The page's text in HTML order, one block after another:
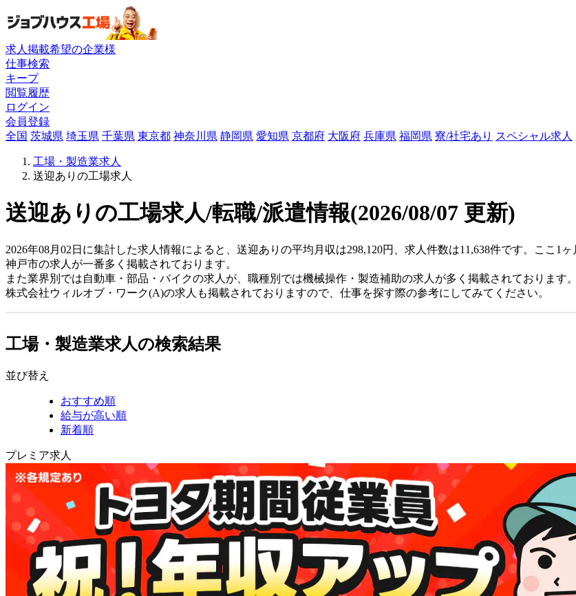
求人掲載希望の企業様
仕事検索
キープ
閲覧履歴
ログイン
会員登録
全国 茨城県 埼玉県 千葉県 東京都 神奈川県 静岡県 愛知県 京都府 大阪府 兵庫県 福岡県 寮/社宅あり スペシャル求人
工場・製造業求人
送迎ありの工場求人
送迎ありの工場求人/転職/派遣情報(2026/08/07 更新)
2026年08月02日に集計した求人情報によると、送迎ありの平均月収は298,120円、求人件数は11,638件です。ここ1
神戸市の求人が一番多く掲載されております。
また業界別では自動車・部品・バイクの求人が、職種別では機械操作・製造補助の求人が多く掲載されております。
株式会社ウィルオブ・ワーク(A)の求人も掲載されておりますので、仕事を探す際の参考にしてみてください。
工場・製造業求人の検索結果
並び替え
おすすめ順
給与が高い順
新着順
プレミア求人